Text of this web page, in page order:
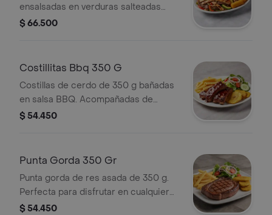
ensalsadas en verduras salteadas
incluye una porción de pechuga de
patacones, croqueta de yuca y papa
$ 66.500
Costillitas Bbq 350 G
Costillas de cerdo de 350 g bañadas
en salsa BBQ. Acompañadas de
papas francesas o patacones mas
$ 54.450
Punta Gorda 350 Gr
Punta gorda de res asada de 350 g.
Perfecta para disfrutar en cualquier
ocasión. acompañada de papas
$ 54.450